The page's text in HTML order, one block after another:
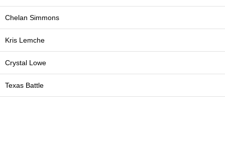
Chelan Simmons
Kris Lemche
Crystal Lowe
Texas Battle